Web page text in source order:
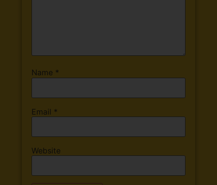
Name *
Email *
Website